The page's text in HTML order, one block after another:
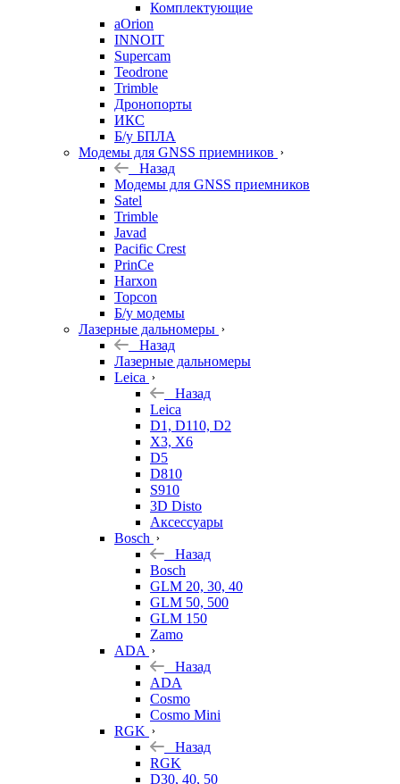
Комплектующие
aOrion
INNOIT
Supercam
Teodrone
Trimble
Дронопорты
ИКС
Б/у БПЛА
Модемы для GNSS приемников
Назад
Модемы для GNSS приемников
Satel
Trimble
Javad
Pacific Crest
PrinCe
Harxon
Topcon
Б/у модемы
Лазерные дальномеры
Назад
Лазерные дальномеры
Leica
Назад
Leica
D1, D110, D2
X3, X6
D5
D810
S910
3D Disto
Аксессуары
Bosch
Назад
Bosch
GLM 20, 30, 40
GLM 50, 500
GLM 150
Zamo
ADA
Назад
ADA
Cosmo
Cosmo Mini
RGK
Назад
RGK
D30, 40, 50